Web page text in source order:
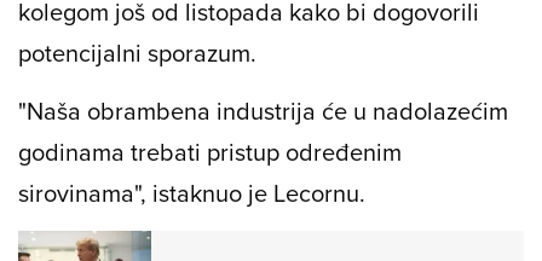
kolegom još od listopada kako bi dogovorili
potencijalni sporazum.
"Naša obrambena industrija će u nadolazećim
godinama trebati pristup određenim
sirovinama", istaknuo je Lecornu.